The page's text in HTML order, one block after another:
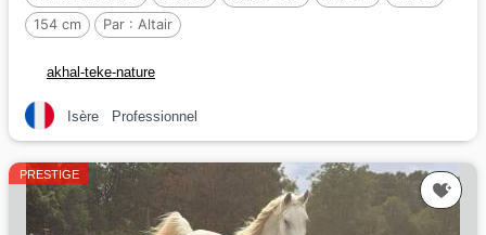
154 cm
Par : Altair
akhal-teke-nature
Isère Professionnel
PRESTIGE